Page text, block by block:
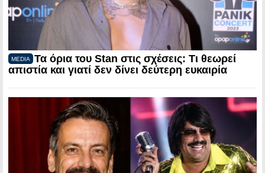
MEDIA
Τα όρια του Stan στις σχέσεις: Τι θεωρεί
απιστία και γιατί δεν δίνει δεύτερη ευκαιρία